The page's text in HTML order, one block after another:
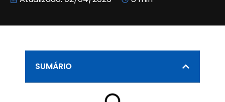
SUMÁRIO